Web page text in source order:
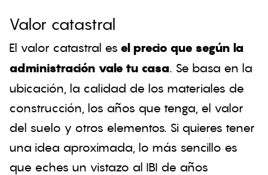
Valor catastral
El valor catastral es el precio que según la
administración vale tu casa. Se basa en la
ubicación, la calidad de los materiales de
construcción, los años que tenga, el valor
del suelo y otros elementos. Si quieres tener
una idea aproximada, lo más sencillo es
que eches un vistazo al IBI de años